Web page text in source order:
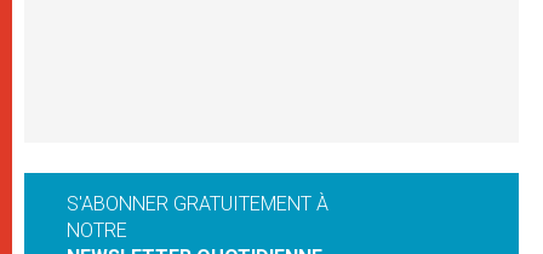
S'ABONNER GRATUITEMENT À
NOTRE